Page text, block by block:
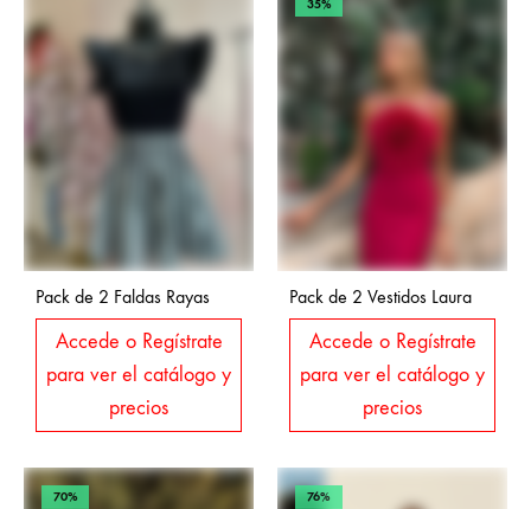
Pack de 2 Faldas Rayas
Accede o Regístrate
para ver el catálogo y
precios
35%
Pack de 2 Vestidos Laura
Accede o Regístrate
para ver el catálogo y
precios
70% 76%